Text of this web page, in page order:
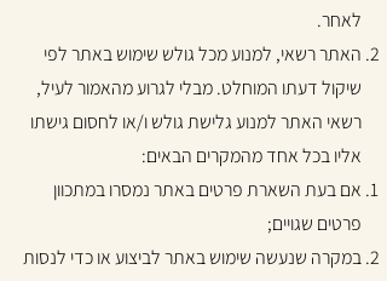
לאחר.
האתר רשאי, למנוע מכל גולש שימוש באתר לפי
שיקול דעתו המוחלט. מבלי לגרוע מהאמור לעיל,
רשאי האתר למנוע גלישת גולש ו/או לחסום גישתו
אליו בכל אחד מהמקרים הבאים:
אם בעת השארת פרטים באתר נמסרו במתכוון
פרטים שגויים;
במקרה שנעשה שימוש באתר לביצוע או כדי לנסות